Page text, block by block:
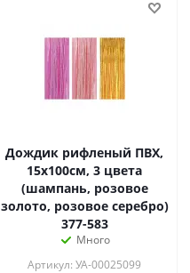
Дождик рифленый ПВХ,
15х100см, 3 цвета
(шампань, розовое
золото, розовое серебро)
377-583
Много
Артикул: УА-00025099